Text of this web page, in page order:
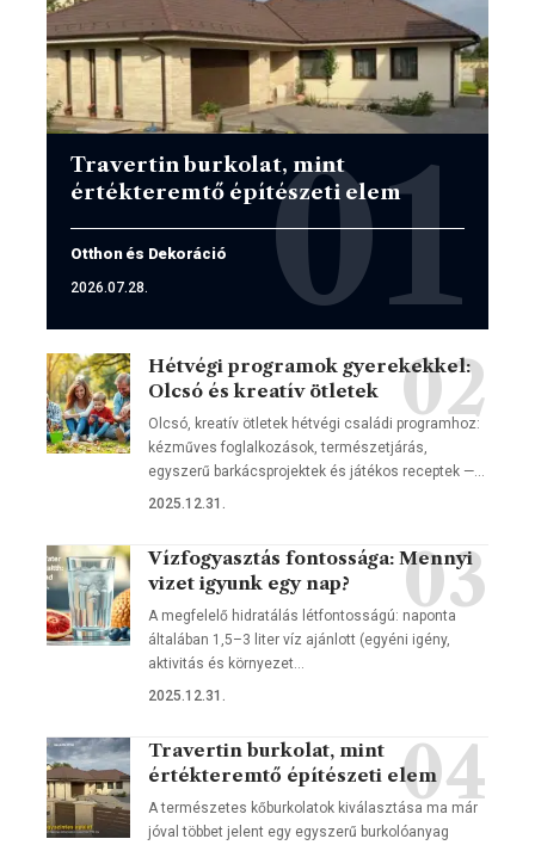
Travertin burkolat, mint
értékteremtő építészeti elem
Otthon és Dekoráció
2026.07.28.
Hétvégi programok gyerekekkel:
Olcsó és kreatív ötletek
Olcsó, kreatív ötletek hétvégi családi programhoz:
kézműves foglalkozások, természetjárás,
egyszerű barkácsprojektek és játékos receptek —…
2025.12.31.
Vízfogyasztás fontossága: Mennyi
vizet igyunk egy nap?
A megfelelő hidratálás létfontosságú: naponta
általában 1,5–3 liter víz ajánlott (egyéni igény,
aktivitás és környezet…
2025.12.31.
Travertin burkolat, mint
értékteremtő építészeti elem
A természetes kőburkolatok kiválasztása ma már
jóval többet jelent egy egyszerű burkolóanyag